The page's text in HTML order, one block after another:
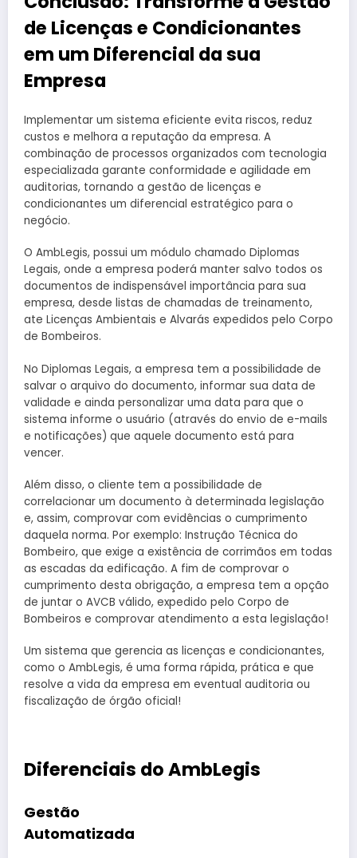
de Licenças e Condicionantes
em um Diferencial da sua
Empresa
Implementar um sistema eficiente evita riscos, reduz
custos e melhora a reputação da empresa. A
combinação de processos organizados com tecnologia
especializada garante conformidade e agilidade em
auditorias, tornando a gestão de licenças e
condicionantes um diferencial estratégico para o
negócio.
O AmbLegis, possui um módulo chamado Diplomas
Legais, onde a empresa poderá manter salvo todos os
documentos de indispensável importância para sua
empresa, desde listas de chamadas de treinamento,
ate Licenças Ambientais e Alvarás expedidos pelo Corpo
de Bombeiros.
No Diplomas Legais, a empresa tem a possibilidade de
salvar o arquivo do documento, informar sua data de
validade e ainda personalizar uma data para que o
sistema informe o usuário (através do envio de e-mails
e notificações) que aquele documento está para
vencer.
Além disso, o cliente tem a possibilidade de
correlacionar um documento à determinada legislação
e, assim, comprovar com evidências o cumprimento
daquela norma. Por exemplo: Instrução Técnica do
Bombeiro, que exige a existência de corrimãos em todas
as escadas da edificação. A fim de comprovar o
cumprimento desta obrigação, a empresa tem a opção
de juntar o AVCB válido, expedido pelo Corpo de
Bombeiros e comprovar atendimento a esta legislação!
Um sistema que gerencia as licenças e condicionantes,
como o AmbLegis, é uma forma rápida, prática e que
resolve a vida da empresa em eventual auditoria ou
fiscalização de órgão oficial!
Diferenciais do AmbLegis
Gestão
Automatizada